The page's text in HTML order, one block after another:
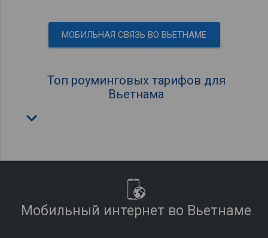
МОБИЛЬНАЯ СВЯЗЬ ВО ВЬЕТНАМЕ
Топ роуминговых тарифов для
Вьетнама
keyboard_arrow_down
Мобильный интернет во Вьетнаме